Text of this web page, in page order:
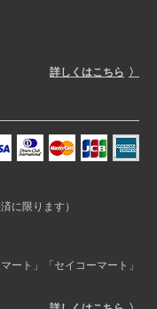
詳しくはこちら
に限ります）
ート」「セイコーマート」